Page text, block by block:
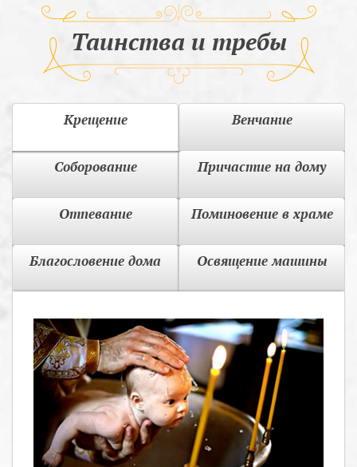
Таинства и требы
Крещение Венчание
Соборование Причастие на дому
Отпевание Поминовение в храме
Благословение дома Освящение машины